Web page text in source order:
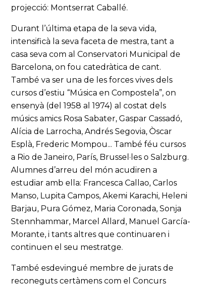
projecció: Montserrat Caballé.
Durant l’última etapa de la seva vida,
intensificà la seva faceta de mestra, tant a
casa seva com al Conservatori Municipal de
Barcelona, on fou catedràtica de cant.
També va ser una de les forces vives dels
cursos d’estiu “Música en Compostela”, on
ensenyà (del 1958 al 1974) al costat dels
músics amics Rosa Sabater, Gaspar Cassadó,
Alícia de Larrocha, Andrés Segovia, Òscar
Esplà, Frederic Mompou... També féu cursos
a Rio de Janeiro, París, Brussel·les o Salzburg.
Alumnes d’arreu del món acudiren a
estudiar amb ella: Francesca Callao, Carlos
Manso, Lupita Campos, Akemi Karachi, Heleni
Barjau, Pura Gómez, Maria Coronada, Sonja
Stennhammar, Marcel Allard, Manuel García-
Morante, i tants altres que continuaren i
continuen el seu mestratge.
També esdevingué membre de jurats de
reconeguts certàmens com el Concurs